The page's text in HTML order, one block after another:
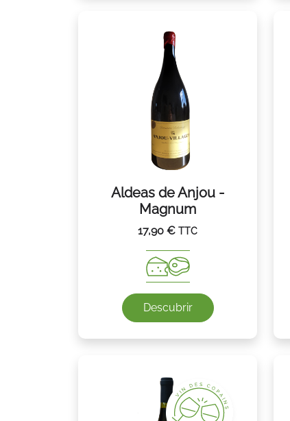
Aldeas de Anjou -
Magnum
17,90 € TTC
Descubrir